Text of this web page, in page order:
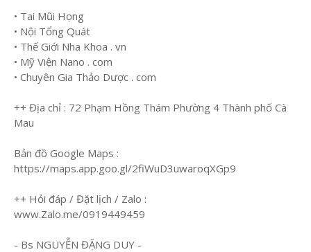
• Tai Mũi Họng
• Nội Tổng Quát
• Thế Giới Nha Khoa . vn
• Mỹ Viện Nano . com
• Chuyên Gia Thảo Dược . com
++ Địa chỉ : 72 Phạm Hồng Thám Phường 4 Thành phố Cà
Mau
Bản đồ Google Maps :
https://maps.app.goo.gl/2fiWuD3uwaroqXGp9
++ Hỏi đáp / Đặt lịch / Zalo :
www.Zalo.me/0919449459
- Bs NGUYỄN ĐẶNG DUY -